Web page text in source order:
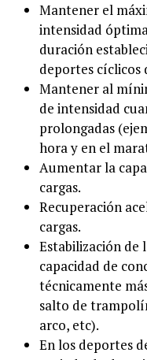
Mantener el
intensidad
duración
deportes cíclicos
Mantener al
de intensidad
prolongadas
hora y en el
Aumentar la
cargas.
Recuperación
cargas.
Estabilización de
capacidad de
técnicamente
salto de
arco, etc).
En los deportes